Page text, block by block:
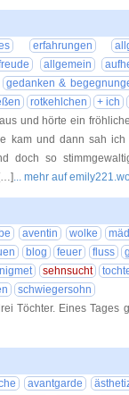
erfahrungen
allgemein
gedanken &
rotkehlchen
+ ich
und hörte ein
kam und dann sah
doch so
... mehr auf
aventin wolke
blog feuer fluss
sehnsucht
schwiegersohn
Töchter. Eines Tages
avantgarde